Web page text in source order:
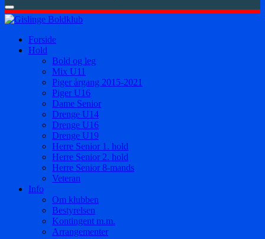
Forside
Hold
Bold og leg
Mix U11
Piger årgang 2015-2021
Piger U16
Dame Senior
Drenge U14
Drenge U16
Drenge U19
Herre Senior 1. hold
Herre Senior 2. hold
Herre Senior 8-mands
Veteran
Info
Om klubben
Bestyrelsen
Kontingent m.m.
Arrangementer